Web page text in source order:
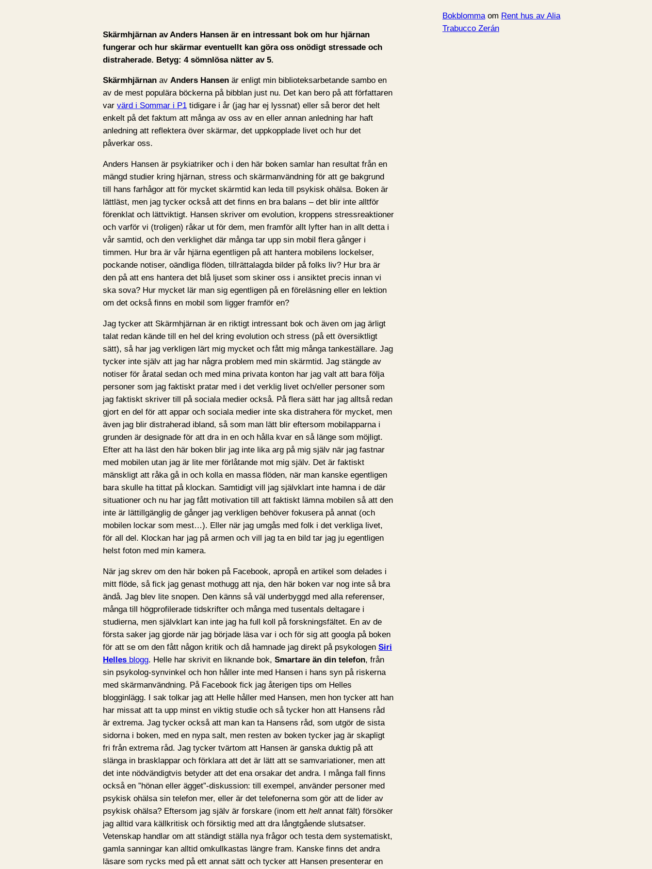
Skärmhjärnan av Anders Hansen är en intressant bok om hur hjärnan
fungerar och hur skärmar eventuellt kan göra oss onödigt stressade och
distraherade. Betyg: 4 sömnlösa nätter av 5.
Skärmhjärnan av Anders Hansen är enligt min biblioteksarbetande sambo en
av de mest populära böckerna på bibblan just nu. Det kan bero på att författaren
var värd i Sommar i P1 tidigare i år (jag har ej lyssnat) eller så beror det helt
enkelt på det faktum att många av oss av en eller annan anledning har haft
anledning att reflektera över skärmar, det uppkopplade livet och hur det
påverkar oss.
Anders Hansen är psykiatriker och i den här boken samlar han resultat från en
mängd studier kring hjärnan, stress och skärmanvändning för att ge bakgrund
till hans farhågor att för mycket skärmtid kan leda till psykisk ohälsa. Boken är
lättläst, men jag tycker också att det finns en bra balans – det blir inte alltför
förenklat och lättviktigt. Hansen skriver om evolution, kroppens stressreaktioner
och varför vi (troligen) råkar ut för dem, men framför allt lyfter han in allt detta i
vår samtid, och den verklighet där många tar upp sin mobil flera gånger i
timmen. Hur bra är vår hjärna egentligen på att hantera mobilens lockelser,
pockande notiser, oändliga flöden, tillrättalagda bilder på folks liv? Hur bra är
den på att ens hantera det blå ljuset som skiner oss i ansiktet precis innan vi
ska sova? Hur mycket lär man sig egentligen på en föreläsning eller en lektion
om det också finns en mobil som ligger framför en?
Jag tycker att Skärmhjärnan är en riktigt intressant bok och även om jag ärligt
talat redan kände till en hel del kring evolution och stress (på ett översiktligt
sätt), så har jag verkligen lärt mig mycket och fått mig många tankeställare. Jag
tycker inte själv att jag har några problem med min skärmtid. Jag stängde av
notiser för åratal sedan och med mina privata konton har jag valt att bara följa
personer som jag faktiskt pratar med i det verklig livet och/eller personer som
jag faktiskt skriver till på sociala medier också. På flera sätt har jag alltså redan
gjort en del för att appar och sociala medier inte ska distrahera för mycket, men
även jag blir distraherad ibland, så som man lätt blir eftersom mobilapparna i
grunden är designade för att dra in en och hålla kvar en så länge som möjligt.
Efter att ha läst den här boken blir jag inte lika arg på mig själv när jag fastnar
med mobilen utan jag är lite mer förlåtande mot mig själv. Det är faktiskt
mänskligt att råka gå in och kolla en massa flöden, när man kanske egentligen
bara skulle ha tittat på klockan. Samtidigt vill jag självklart inte hamna i de där
situationer och nu har jag fått motivation till att faktiskt lämna mobilen så att den
inte är lättillgänglig de gånger jag verkligen behöver fokusera på annat (och
mobilen lockar som mest…). Eller när jag umgås med folk i det verkliga livet,
för all del. Klockan har jag på armen och vill jag ta en bild tar jag ju egentligen
helst foton med min kamera.
När jag skrev om den här boken på Facebook, apropå en artikel som delades i
mitt flöde, så fick jag genast mothugg att nja, den här boken var nog inte så bra
ändå. Jag blev lite snopen. Den känns så väl underbyggd med alla referenser,
många till högprofilerade tidskrifter och många med tusentals deltagare i
studierna, men självklart kan inte jag ha full koll på forskningsfältet. En av de
första saker jag gjorde när jag började läsa var i och för sig att googla på boken
för att se om den fått någon kritik och då hamnade jag direkt på psykologen Siri
Helles blogg. Helle har skrivit en liknande bok, Smartare än din telefon, från
sin psykolog-synvinkel och hon håller inte med Hansen i hans syn på riskerna
med skärmanvändning. På Facebook fick jag återigen tips om Helles
blogginlägg. I sak tolkar jag att Helle håller med Hansen, men hon tycker att han
har missat att ta upp minst en viktig studie och så tycker hon att Hansens råd
är extrema. Jag tycker också att man kan ta Hansens råd, som utgör de sista
sidorna i boken, med en nypa salt, men resten av boken tycker jag är skapligt
fri från extrema råd. Jag tycker tvärtom att Hansen är ganska duktig på att
slänga in brasklappar och förklara att det är lätt att se samvariationer, men att
det inte nödvändigtvis betyder att det ena orsakar det andra. I många fall finns
också en ”hönan eller ägget”-diskussion: till exempel, använder personer med
psykisk ohälsa sin telefon mer, eller är det telefonerna som gör att de lider av
psykisk ohälsa? Eftersom jag själv är forskare (inom ett heltannat fält) försöker
jag alltid vara källkritisk och försiktig med att dra långtgående slutsatser.
Vetenskap handlar om att ständigt ställa nya frågor och testa dem systematiskt,
gamla sanningar kan alltid omkullkastas längre fram. Kanske finns det andra
läsare som rycks med på ett annat sätt och tycker att Hansen presenterar en
Bokblommaom Rent hus av Alia
Trabucco Zerán